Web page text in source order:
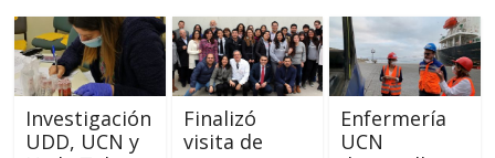
Investigación
UDD, UCN y
Finalizó
visita de
Enfermería
UCN